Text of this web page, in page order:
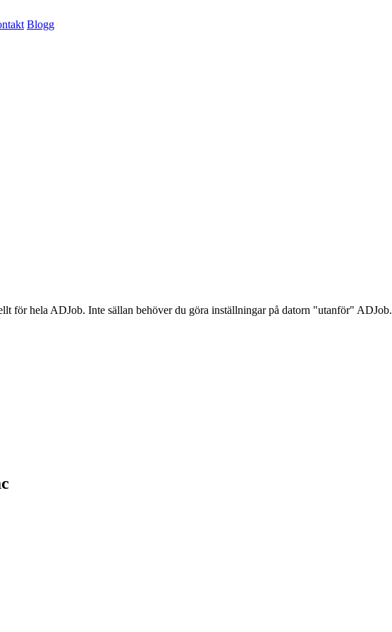
Blogg
för hela ADJob. Inte sällan behöver du göra inställningar på datorn "utanför" ADJob.